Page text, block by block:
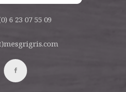
6 23 07 55 09